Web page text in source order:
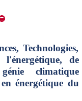
Technologies,
de
climatique
énergétique du